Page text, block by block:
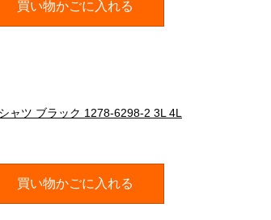
買い物かごに入れる
ャツ ブラック 1278-6298-2 3L 4L
買い物かごに入れる